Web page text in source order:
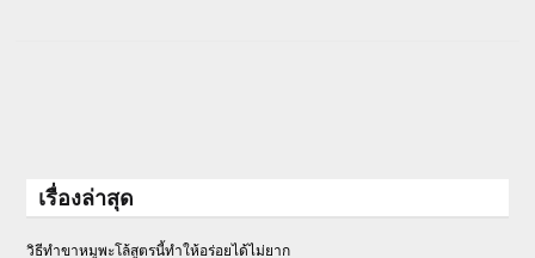
เรื่องล่าสุด
วิธีทำขาหมูพะโล้สูตรนี้ทำให้อร่อยได้ไม่ยาก